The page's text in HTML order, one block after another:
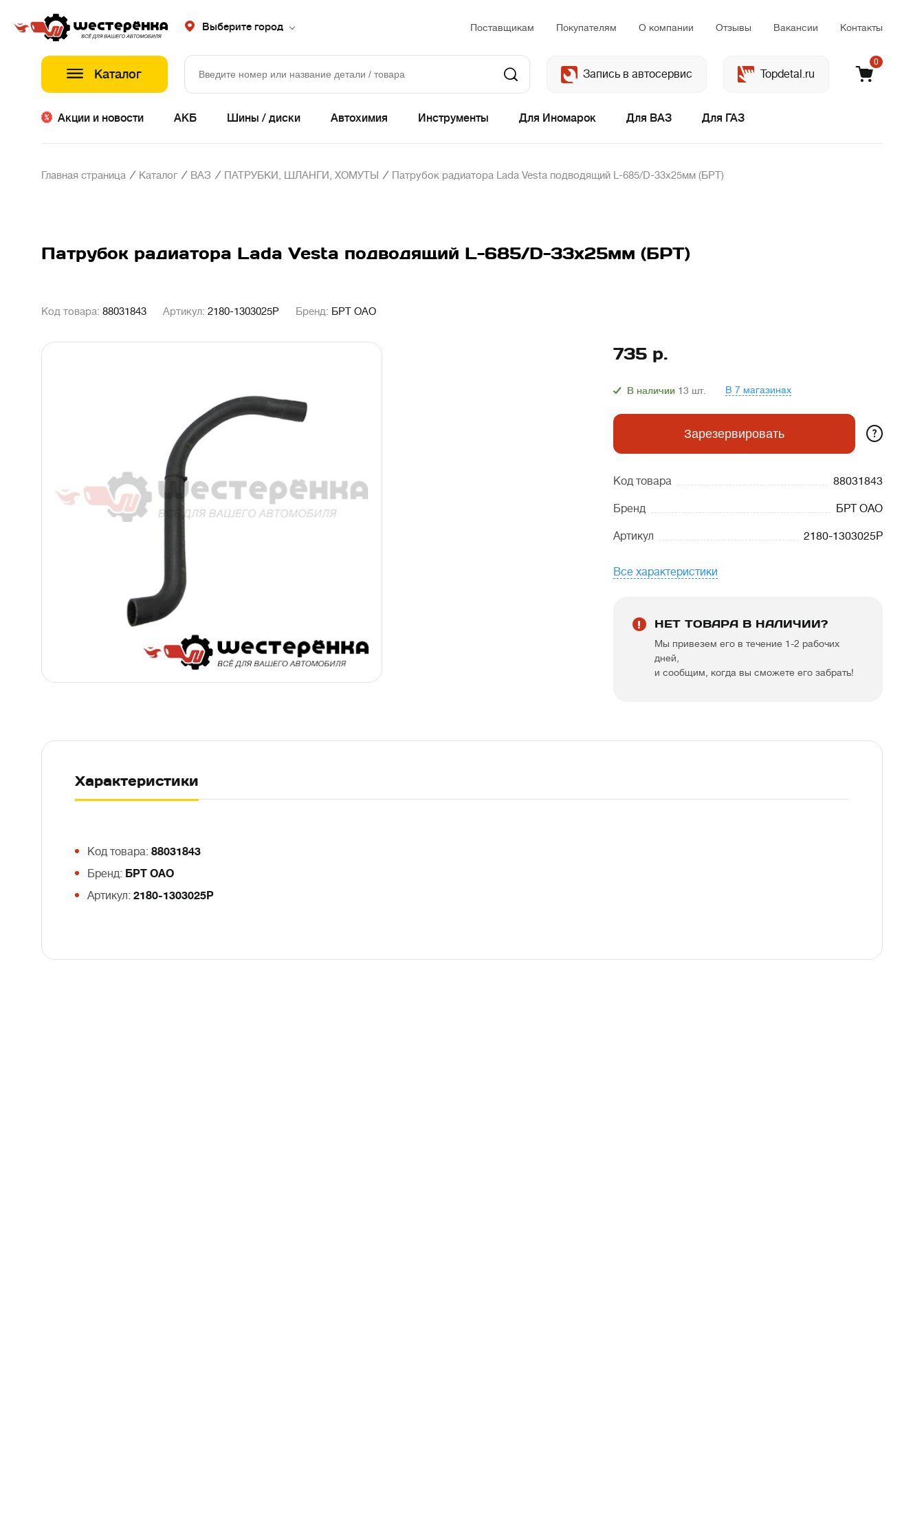
Выберите город Поставщикам Покупателям О компании Отзывы Вакансии Контакты
Каталог Запись в автосервис Topdetal.ru
0
Акции и новости АКБ Шины / диски Автохимия Инструменты Для Иномарок Для ВАЗ Для ГАЗ
Главная страница / Каталог / ВАЗ / ПАТРУБКИ, ШЛАНГИ, ХОМУТЫ / Патрубок радиатора Lada Vesta подводящий L-685/D-33х25мм (БРТ)
Патрубок радиатора Lada Vesta подводящий L-685/D-33х25мм (БРТ)
Код товара: 88031843 Артикул: 2180-1303025Р Бренд: БРТ ОАО
735 р.
В наличии 13 шт. В 7 магазинах
Зарезервировать ?
Код товара 88031843
Бренд БРТ ОАО
Артикул 2180-1303025Р
Все характеристики
НЕТ ТОВАРА В НАЛИЧИИ?
Мы привезем его в течение 1-2 рабочих
дней,
и сообщим, когда вы сможете его забрать!
Характеристики
Код товара: 88031843
Бренд: БРТ ОАО
Артикул: 2180-1303025Р